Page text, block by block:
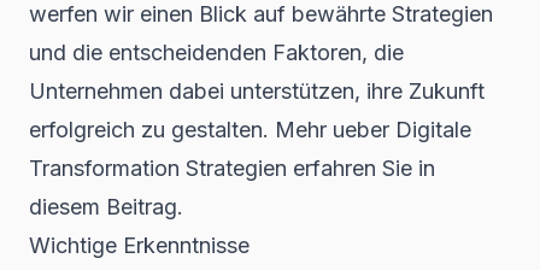
werfen wir einen Blick auf bewährte Strategien
und die entscheidenden Faktoren, die
Unternehmen dabei unterstützen, ihre Zukunft
erfolgreich zu gestalten. Mehr ueber Digitale
Transformation Strategien erfahren Sie in
diesem Beitrag.
Wichtige Erkenntnisse